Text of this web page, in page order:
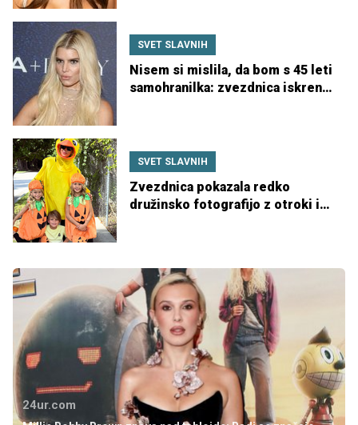
SVET SLAVNIH
Nisem si mislila, da bom s 45 leti
samohranilka: zvezdnica iskreno
SVET SLAVNIH
Zvezdnica pokazala redko
družinsko fotografijo z otroki in
24ur.com